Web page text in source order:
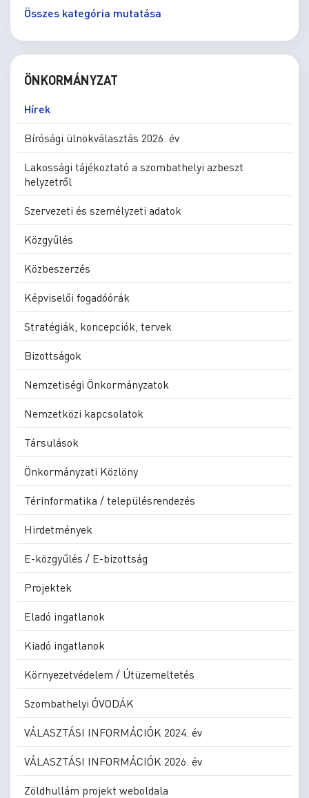
Összes kategória mutatása
ÖNKORMÁNYZAT
Hírek
Bírósági ülnökválasztás 2026. év
Lakossági tájékoztató a szombathelyi azbeszt
helyzetről
Szervezeti és személyzeti adatok
Közgyűlés
Közbeszerzés
Képviselői fogadóórák
Stratégiák, koncepciók, tervek
Bizottságok
Nemzetiségi Önkormányzatok
Nemzetközi kapcsolatok
Társulások
Önkormányzati Közlöny
Térinformatika / településrendezés
Hirdetmények
E-közgyűlés / E-bizottság
Projektek
Eladó ingatlanok
Kiadó ingatlanok
Környezetvédelem / Útüzemeltetés
Szombathelyi ÓVODÁK
VÁLASZTÁSI INFORMÁCIÓK 2024. év
VÁLASZTÁSI INFORMÁCIÓK 2026. év
Zöldhullám projekt weboldala